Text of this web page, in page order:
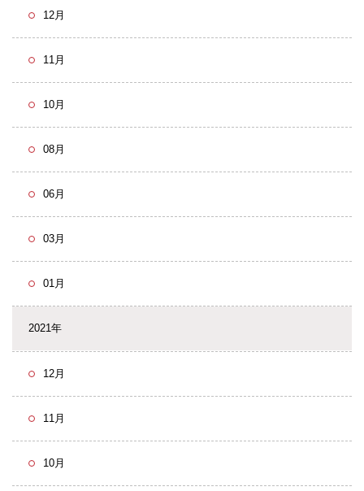
12月
11月
10月
08月
06月
03月
01月
2021年
12月
11月
10月